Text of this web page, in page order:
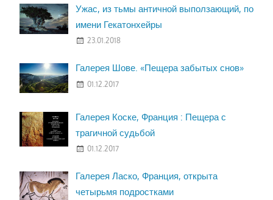
Ужас, из тьмы античной выползающий, по
имени Гекатонхейры
23.01.2018
Галерея Шове. «Пещера забытых снов»
01.12.2017
Галерея Коске, Франция : Пещера с
трагичной судьбой
01.12.2017
Галерея Ласко, Франция, открыта
четырьмя подростками